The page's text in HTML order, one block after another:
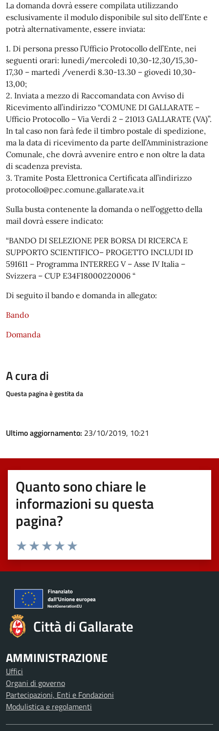
La domanda dovrà essere compilata utilizzando
esclusivamente il modulo disponibile sul sito dell’Ente e
potrà alternativamente, essere inviata:
1. Di persona presso l’Ufficio Protocollo dell’Ente, nei
seguenti orari: lunedì/mercoledì 10,30-12,30/15,30-
17,30 – martedì /venerdì 8.30-13.30 – giovedì 10,30-
13,00;
2. Inviata a mezzo di Raccomandata con Avviso di
Ricevimento all’indirizzo “COMUNE DI GALLARATE –
Ufficio Protocollo – Via Verdi 2 – 21013 GALLARATE (VA)”.
In tal caso non farà fede il timbro postale di spedizione,
ma la data di ricevimento da parte dell’Amministrazione
Comunale, che dovrà avvenire entro e non oltre la data
di scadenza prevista.
3. Tramite Posta Elettronica Certificata all’indirizzo
protocollo@pec.comune.gallarate.va.it
Sulla busta contenente la domanda o nell’oggetto della
mail dovrà essere indicato:
“BANDO DI SELEZIONE PER BORSA DI RICERCA E
SUPPORTO SCIENTIFICO– PROGETTO INCLUDI ID
591611 – Programma INTERREG V – Asse IV Italia –
Svizzera – CUP E34F18000220006 “
Di seguito il bando e domanda in allegato:
Bando
Domanda
A cura di
Questa pagina è gestita da
Ultimo aggiornamento: 23/10/2019, 10:21
Quanto sono chiare le
informazioni su questa
pagina?
Valuta 5 stelle su 5
Valuta 4 stelle su 5
Valuta 3 stelle su 5
Valuta 2 stelle su 5
Valuta 1 stelle su 5
Città di Gallarate
AMMINISTRAZIONE
Uffici
Organi di governo
Partecipazioni, Enti e Fondazioni
Modulistica e regolamenti